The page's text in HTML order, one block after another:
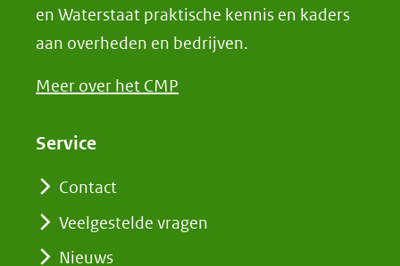
en Waterstaat praktische kennis en kaders
aan overheden en bedrijven.
Meer over het CMP
Service
Contact
Veelgestelde vragen
Nieuws